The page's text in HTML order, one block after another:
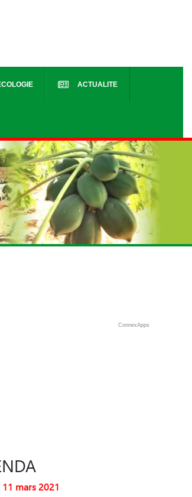
ACTUALITE
ConnexApps
11 mars 2021